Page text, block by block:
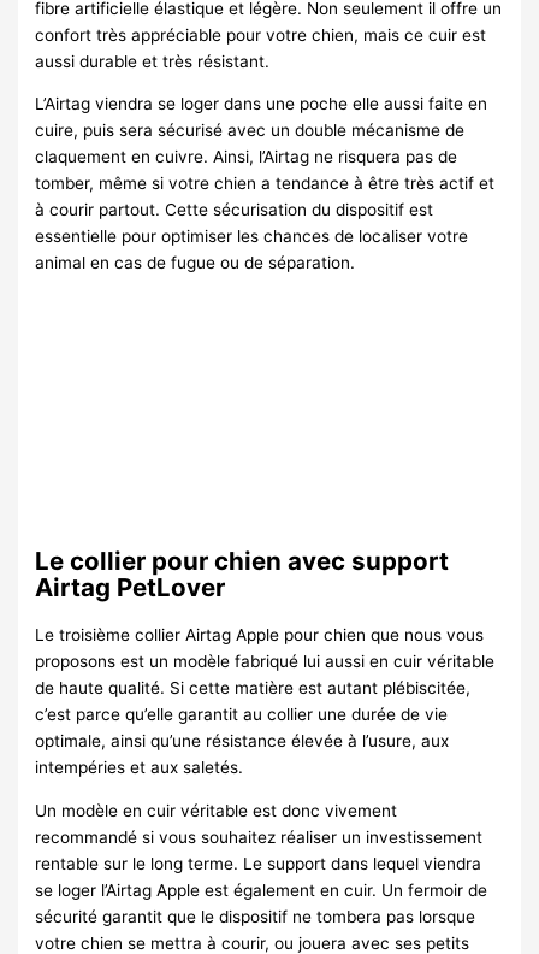
fibre artificielle élastique et légère. Non seulement il offre un
confort très appréciable pour votre chien, mais ce cuir est
aussi durable et très résistant.
L’Airtag viendra se loger dans une poche elle aussi faite en
cuire, puis sera sécurisé avec un double mécanisme de
claquement en cuivre. Ainsi, l’Airtag ne risquera pas de
tomber, même si votre chien a tendance à être très actif et
à courir partout. Cette sécurisation du dispositif est
essentielle pour optimiser les chances de localiser votre
animal en cas de fugue ou de séparation.
Le collier pour chien avec support
Airtag PetLover
Le troisième collier Airtag Apple pour chien que nous vous
proposons est un modèle fabriqué lui aussi en cuir véritable
de haute qualité. Si cette matière est autant plébiscitée,
c’est parce qu’elle garantit au collier une durée de vie
optimale, ainsi qu’une résistance élevée à l’usure, aux
intempéries et aux saletés.
Un modèle en cuir véritable est donc vivement
recommandé si vous souhaitez réaliser un investissement
rentable sur le long terme. Le support dans lequel viendra
se loger l’Airtag Apple est également en cuir. Un fermoir de
sécurité garantit que le dispositif ne tombera pas lorsque
votre chien se mettra à courir, ou jouera avec ses petits